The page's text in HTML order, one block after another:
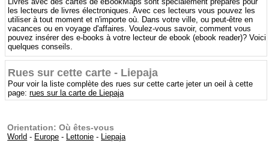
les lecteurs de livres électroniques. Avec ces lecteurs vous pouvez les
utiliser à tout moment et n'importe où. Dans votre ville, ou peut-être en
vacances ou en voyage d'affaires. Voulez-vous savoir, comment vous
pouvez insérer des e-books à votre lecteur de ebook (ebook reader)? Voici
quelques conseils.
Rues sur cette carte - Liepaja
Pour voir la liste complète des rues sur cette carte jeter un oeil à cette
page:rues sur la carte de Liepaja
Orientation: Où êtes-vous
World - Europe - Lettonie - Liepaja